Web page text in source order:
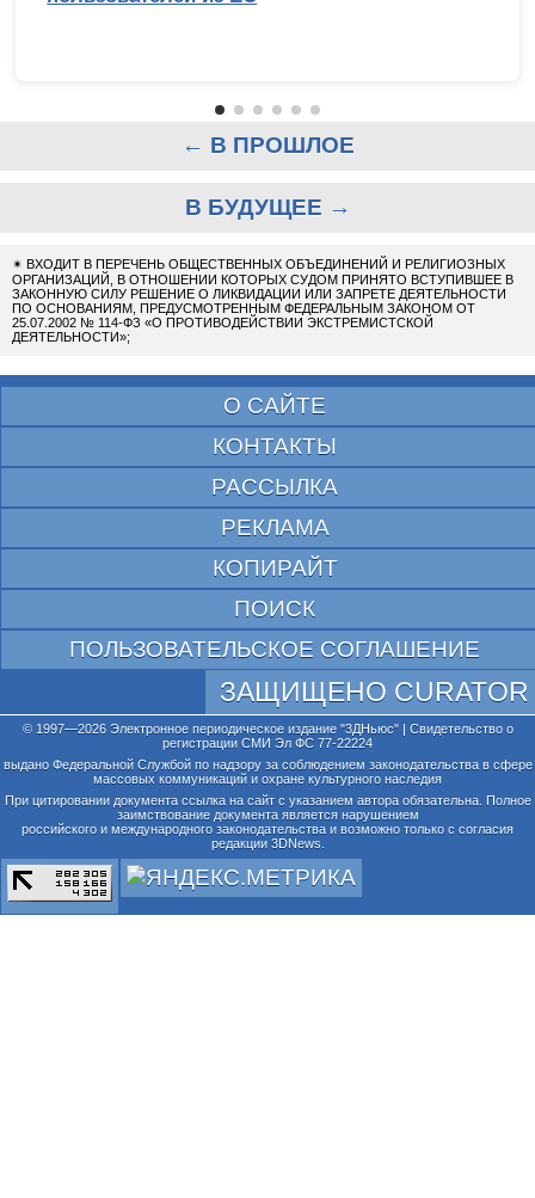
← В ПРОШЛОЕ
В БУДУЩЕЕ →
✴ ВХОДИТ В ПЕРЕЧЕНЬ ОБЩЕСТВЕННЫХ ОБЪЕДИНЕНИЙ И РЕЛИГИОЗНЫХ
ОРГАНИЗАЦИЙ, В ОТНОШЕНИИ КОТОРЫХ СУДОМ ПРИНЯТО ВСТУПИВШЕЕ В
ЗАКОННУЮ СИЛУ РЕШЕНИЕ О ЛИКВИДАЦИИ ИЛИ ЗАПРЕТЕ ДЕЯТЕЛЬНОСТИ
ПО ОСНОВАНИЯМ, ПРЕДУСМОТРЕННЫМ ФЕДЕРАЛЬНЫМ ЗАКОНОМ ОТ
25.07.2002 № 114-ФЗ «О ПРОТИВОДЕЙСТВИИ ЭКСТРЕМИСТСКОЙ
ДЕЯТЕЛЬНОСТИ»;
О САЙТЕ
КОНТАКТЫ
РАССЫЛКА
РЕКЛАМА
КОПИРАЙТ
ПОИСК
ПОЛЬЗОВАТЕЛЬСКОЕ СОГЛАШЕНИЕ
ЗАЩИЩЕНО CURATOR
© 1997—2026 Электронное периодическое издание "3ДНьюс" | Свидетельство о
регистрации СМИ Эл ФС 77-22224
выдано Федеральной Службой по надзору за соблюдением законодательства в сфере
массовых коммуникаций и охране культурного наследия
При цитировании документа ссылка на сайт с указанием автора обязательна. Полное
заимствование документа является нарушением
российского и международного законодательства и возможно только с согласия
редакции 3DNews.